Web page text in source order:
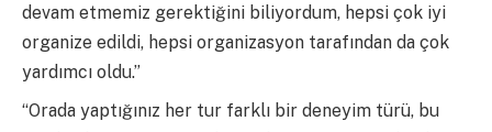
devam etmemiz gerektiğini biliyordum, hepsi çok iyi
organize edildi, hepsi organizasyon tarafından da çok
yardımcı oldu.”
“Orada yaptığınız her tur farklı bir deneyim türü, bu